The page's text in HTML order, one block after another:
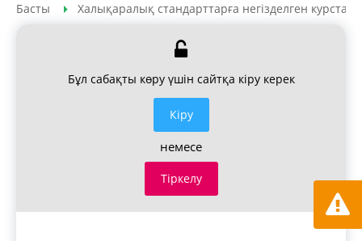
Басты Халықаралық стандарттарға негізделген курстар
Бұл сабақты көру үшін сайтқа кіру керек
Кiру
немесе
Тіркелу